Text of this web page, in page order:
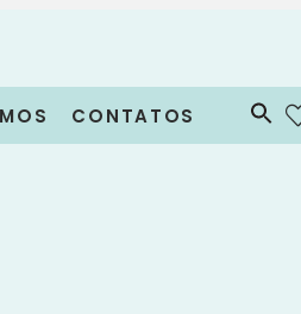
CONTATOS